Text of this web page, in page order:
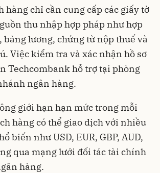
hàng chỉ cần cung cấp các giấy tờ
thu nhập hợp pháp như hợp
bảng lương, chứng từ nộp thuế và
Việc kiểm tra và xác nhận hồ sơ
Techcombank hỗ trợ tại phòng
ngân hàng.
giới hạn hạn mức trong mỗi
hàng có thể giao dịch với nhiều
biến như USD, EUR, GBP, AUD,
qua mạng lưới đối tác tài chính
hàng.